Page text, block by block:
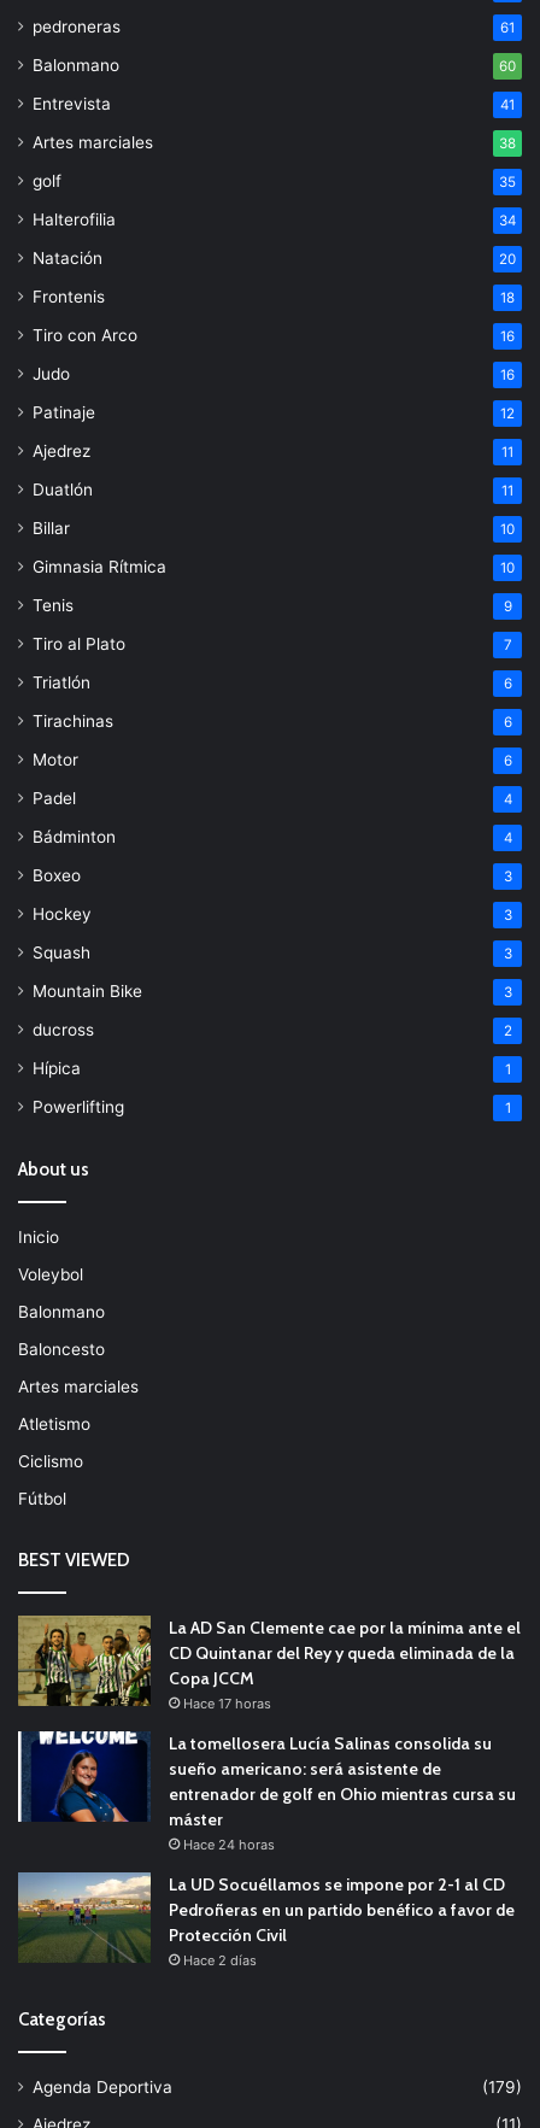
pedroneras 61
Balonmano 60
Entrevista 41
Artes marciales 38
golf 35
Halterofilia 34
Natación 20
Frontenis 18
Tiro con Arco 16
Judo 16
Patinaje 12
Ajedrez 11
Duatlón 11
Billar 10
Gimnasia Rítmica 10
Tenis 9
Tiro al Plato 7
Triatlón 6
Tirachinas 6
Motor 6
Padel 4
Bádminton 4
Boxeo 3
Hockey 3
Squash 3
Mountain Bike 3
ducross 2
Hípica 1
Powerlifting 1
About us
Inicio
Voleybol
Balonmano
Baloncesto
Artes marciales
Atletismo
Ciclismo
Fútbol
BEST VIEWED
La AD San Clemente cae por la mínima ante el
CD Quintanar del Rey y queda eliminada de la
Copa JCCM
Hace 17 horas
La tomellosera Lucía Salinas consolida su
sueño americano: será asistente de
entrenador de golf en Ohio mientras cursa su
máster
Hace 24 horas
La UD Socuéllamos se impone por 2-1 al CD
Pedroñeras en un partido benéfico a favor de
Protección Civil
Hace 2 días
Categorías
Agenda Deportiva
(179)